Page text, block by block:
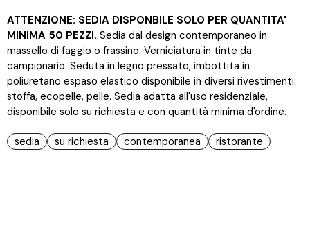
ATTENZIONE: SEDIA DISPONBILE SOLO PER QUANTITA'
MINIMA 50 PEZZI. Sedia dal design contemporaneo in
massello di faggio o frassino. Verniciatura in tinte da
campionario. Seduta in legno pressato, imbottita in
poliuretano espaso elastico disponibile in diversi rivestimenti:
stoffa, ecopelle, pelle. Sedia adatta all'uso residenziale,
disponibile solo su richiesta e con quantità minima d'ordine.
sedia su richiesta contemporanea ristorante